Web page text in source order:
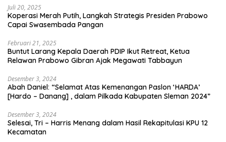
Juli 20, 2025
Koperasi Merah Putih, Langkah Strategis Presiden Prabowo
Capai Swasembada Pangan
Februari 21, 2025
Buntut Larang Kepala Daerah PDIP Ikut Retreat, Ketua
Relawan Prabowo Gibran Ajak Megawati Tabbayun
Desember 3, 2024
Abah Daniel: “Selamat Atas Kemenangan Paslon ‘HARDA’
[Hardo – Danang] , dalam Pilkada Kabupaten Sleman 2024”
Desember 3, 2024
Selesai, Tri – Harris Menang dalam Hasil Rekapitulasi KPU 12
Kecamatan